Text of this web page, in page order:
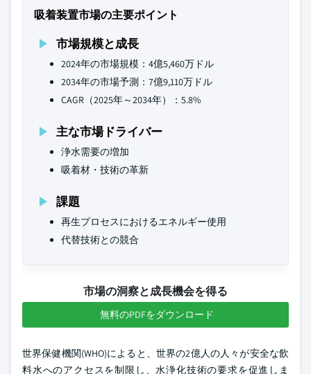
吸着装置市場の主要ポイント
市場規模と成長
2024年の市場規模：4億5,460万ドル
2034年の市場予測：7億9,110万ドル
CAGR（2025年～2034年）：5.8%
主な市場ドライバー
浄水需要の増加
吸着材・技術の革新
課題
再生プロセスにおけるエネルギー使用
代替技術との競合
市場の洞察と成長機会を得る
無料のPDFをダウンロード
世界保健機関(WHO)によると、世界の2億人の人々が安全な飲
料水へのアクセスを制限し、水浄化技術の要求を促進しま